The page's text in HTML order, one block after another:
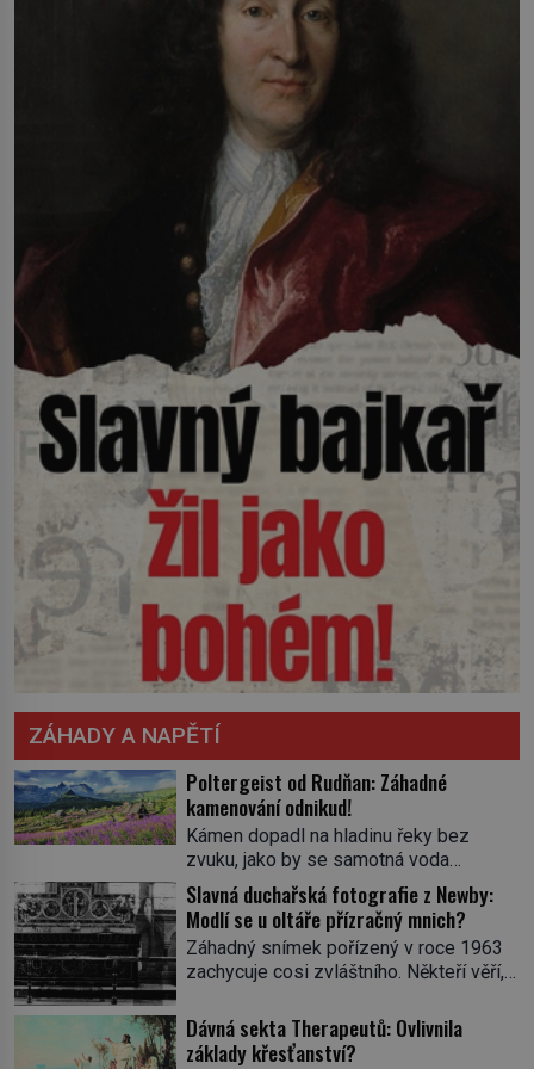
ZÁHADY A NAPĚTÍ
Poltergeist od Rudňan: Záhadné
kamenování odnikud!
Kámen dopadl na hladinu řeky bez
zvuku, jako by se samotná voda
rozhodla mlčet. Mladší z chlapců
bolestně strhl ruku, ale další úder ho
zasáhl dříve, než si vůbec uvědomil
pohyb: tiše, nelidsky přesně. „Odkud…?“
zachrčel starší student, ale v houštině
mohl cokoliv házet. A když se […]
Slavná duchařská fotografie z Newby:
Modlí se u oltáře přízračný mnich?
Záhadný snímek pořízený v roce 1963
zachycuje cosi zvláštního. Někteří věří,
oltáře je duch mnicha ze 16. století s
bílým závojem přes obličej, který
Dávná sekta Therapeutů: Ovlivnila
základy křesťanství?